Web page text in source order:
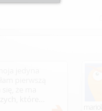
jedyna
pierwszą
że ma
które
miłość,